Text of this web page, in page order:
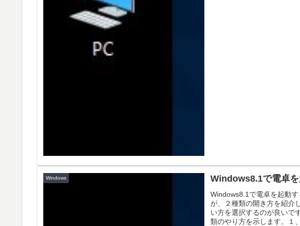
Windows Windows8.1で電卓
Windows8.1で電卓を起動
が、２種類の開き方を紹介
い方を選択するのが良いで
類のやり方を示します。１